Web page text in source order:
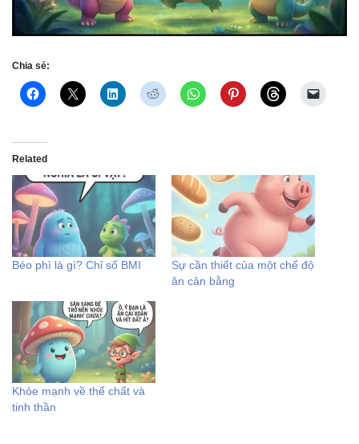
Chia sẻ:
Related
Béo phì là gì? Chỉ số BMI
Sự cần thiết của một chế độ
ăn cân bằng
Khỏe mạnh về thể chất và
tinh thần